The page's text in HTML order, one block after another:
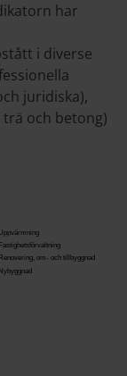
har
i diverse
juridiska),
och betong)